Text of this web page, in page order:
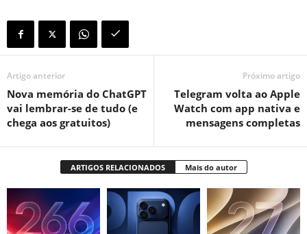
Artigo anterior
Nova memória do ChatGPT
vai lembrar-se de tudo (e
chega aos gratuitos)
Próximo artigo
Telegram volta ao Apple
Watch com app nativa e
mensagens completas
ARTIGOS RELACIONADOS Mais do autor